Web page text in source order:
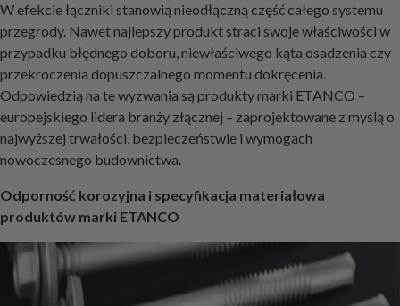
W efekcie łączniki stanowią nieodłączną część całego systemu
przegrody. Nawet najlepszy produkt straci swoje właściwości w
przypadku błędnego doboru, niewłaściwego kąta osadzenia czy
przekroczenia dopuszczalnego momentu dokręcenia.
Odpowiedzią na te wyzwania są produkty marki ETANCO –
europejskiego lidera branży złącznej – zaprojektowane z myślą o
najwyższej trwałości, bezpieczeństwie i wymogach
nowoczesnego budownictwa.
Odporność korozyjna i specyfikacja materiałowa
produktów marki ETANCO